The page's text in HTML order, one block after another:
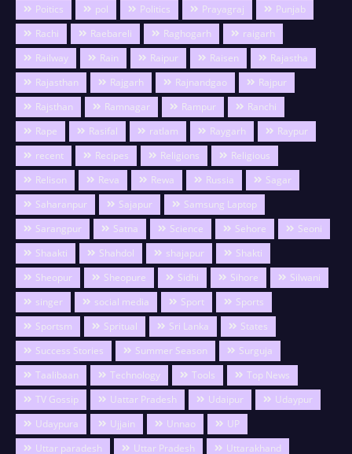
Poitics
pol Politics Prayagraj
Punjab
Rachi
Raebareli Raghogarh
raigarh
Railway
Rain Raipur Raisen
Rajastha
Rajasthan
Rajgarh Rajnandgao
Rajpur
Rajsthan
Ramnagar Rampur
Ranchi
Rape
Rasifal ratlam Raygarh
Raypur
recent
Recipes Religions
Religious
Relison
Reva Rewa Russia
Sagar
Saharanpur
Sajapur
Samsung Laptop
Sarangpur
Satna Science Sehore
Seoni
Shaakti
Shahdol shajapur
Shakti
Sheopur
Sheopure Sidhi Sihore
Silwani
singer
social media Sport
Sports
Sportsm
Spritual Sri Lanka
States
Success Stories
Summer Season
Surguja
Taalibaan
Technology Tools
Top News
TV Gossip
Uattar Pradesh Udaipur
Udaypur
Udaypura
Ujjain Unnao
UP
Uttar paradesh
Uttar Pradesh Uttarakhand